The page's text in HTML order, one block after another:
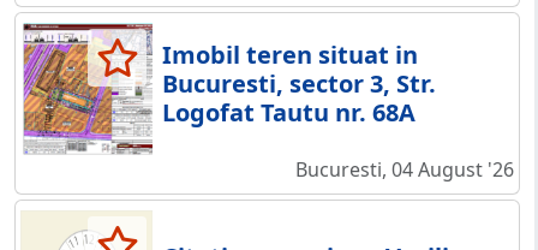
Imobil teren situat in
Bucuresti, sector 3, Str.
Logofat Tautu nr. 68A
Bucuresti, 04 August '26